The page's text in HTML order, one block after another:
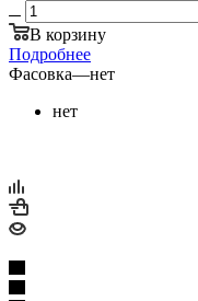
В корзину
Подробнее
Фасовка—нет
нет